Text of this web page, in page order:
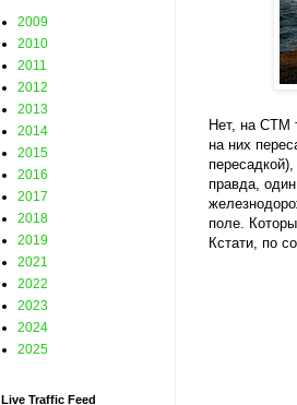
Нет, на СТМ
на них
правда,
поле.
Кстати, по
2009
2010
2011
2012
2013
2014
2015
2016
2017
2018
2019
2021
2022
2023
2024
2025
Live Traffic Feed